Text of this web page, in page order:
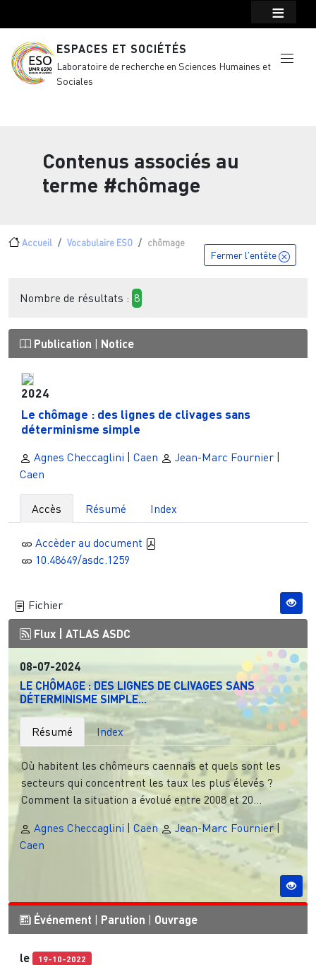
ESPACES ET SOCIÉTÉS
Laboratoire de recherche en Sciences Humaines et
Sociales
Contenus associés au
terme #chômage
Fil d'Ariane
Accueil Vocabulaire ESO chômage
Fermer l'entête
Nombre de résultats : 8
Publication Notice
2024
Le chômage : des lignes de clivages sans
déterminisme simple
Agnes Checcaglini Caen Jean-Marc Fournier
Caen
Accès Résumé Index
Accèder au document
10.48649/asdc.1259
Fichier
Flux | ATLAS ASDC
08-07-2024
LE CHÔMAGE : DES LIGNES DE CLIVAGES SANS
DÉTERMINISME SIMPLE...
Résumé Index
Où habitent les chômeurs caennais et quels sont les
secteurs qui concentrent les taux les plus élevés ?
Comment la situation a évolué entre 2008 et 20...
Agnes Checcaglini
Caen Jean-Marc Fournier|
Caen
Événement Parution Ouvrage
le 19-10-2022